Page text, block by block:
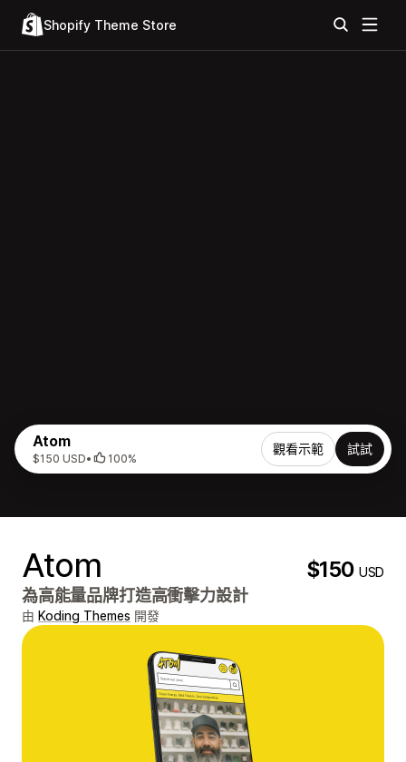
Shopify Theme Store
Atom
$150 USD• 100%
觀看示範 試試
Atom $150USD
為高能量品牌打造高衝擊力設計
由 Koding Themes 開發